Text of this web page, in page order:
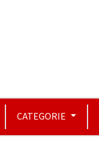
CATEGORIE